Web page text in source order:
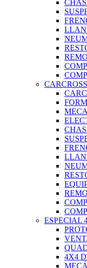
ESPECIAL
4X4